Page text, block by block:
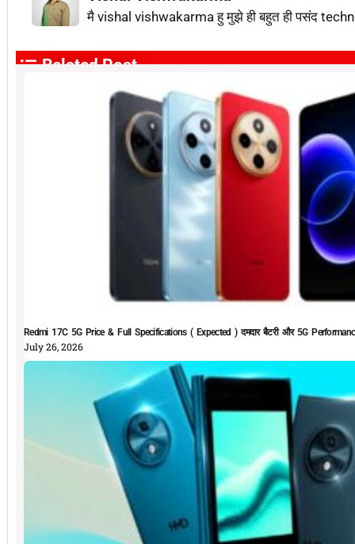
मै vishal vishwakarma हु मुझे ही बहुत ही पसंद
Related Post
Redmi 17C 5G Price & Full Specifications ( Expected ) दमदार बैटरी और 5G
July 26, 2026